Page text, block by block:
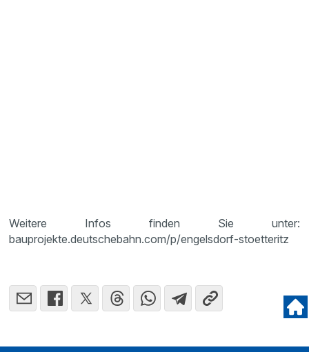
Weitere Infos finden Sie unter:
bauprojekte.deutschebahn.com/p/engelsdorf-stoetteritz